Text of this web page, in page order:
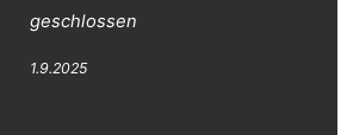
geschlossen
1.9.2025